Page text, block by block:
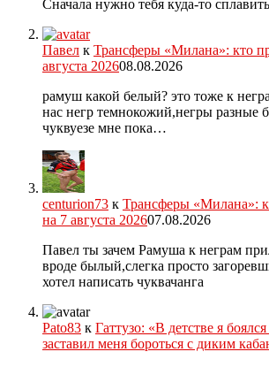
Сначала нужно тебя куда-то сплавить
Павел к Трансферы «Милана»: кто
августа 202608.08.2026
рамуш какой белый? это тоже к
нас негр темнокожий,негры разные
чуквуезе мне пока…
centurion73 к Трансферы «Милана»:
на 7 августа 202607.08.2026
Павел ты зачем Рамуша к неграм
вроде былый,слегка просто
хотел написать чуквачанга
Pato83 к Гаттузо: «В детстве я
заставил меня бороться с диким